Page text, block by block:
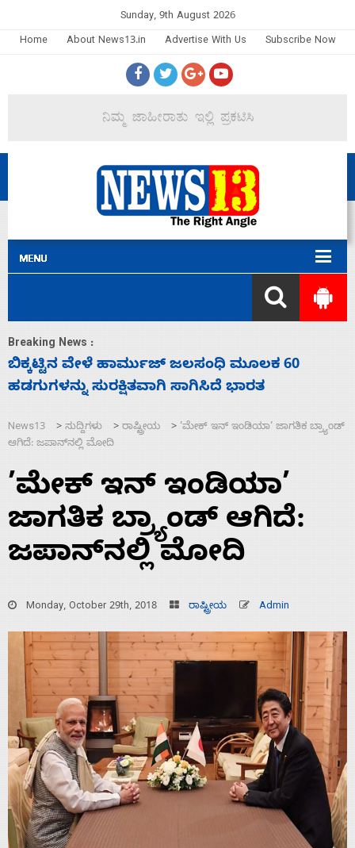
Sunday, 9th August 2026
Home
About News13.in Advertise With Us Subscribe Now
Breaking News :
ನಾಗೇಂದ್ರ ರಾಜೀನಾಮೆ ಕೊಡದಿದ್ದರೆ ಸದನ ನಡೆಸಲು
ಬಿಡೆವು: ಛಲವಾದಿ ನಾರಾಯಣಸ್ವಾಮಿ
News13 > ಸುದ್ದಿಗಳು > ರಾಷ್ಟ್ರೀಯ > ’ಮೇಕ್ ಇನ್ ಇಂಡಿಯಾ’ ಜಾಗತಿಕ ಬ್ರ್ಯಾಂಡ್
ಆಗಿದೆ: ಜಪಾನ್‌ನಲ್ಲಿ ಮೋದಿ
’ಮೇಕ್ ಇನ್ ಇಂಡಿಯಾ’
ಜಾಗತಿಕ ಬ್ರ್ಯಾಂಡ್ ಆಗಿದೆ:
ಜಪಾನ್‌ನಲ್ಲಿ ಮೋದಿ
Monday, October 29th, 2018 ರಾಷ್ಟ್ರೀಯ Admin